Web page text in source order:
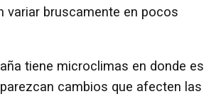
variar bruscamente en pocos
tiene microclimas en donde es
cambios que afecten las